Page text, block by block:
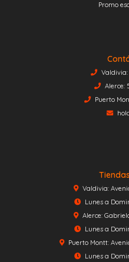
Promo
Valdivia:
Alerce:
Puerto
Valdivia:
Lunes a
Alerce:
Lunes a
Puerto Montt:
Lunes a